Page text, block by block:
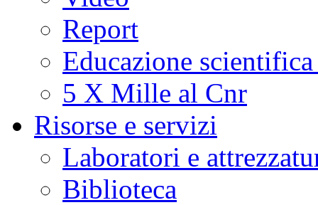
Report
Educazione
5 X Mille al Cnr
Risorse e servizi
Laboratori e
Biblioteca